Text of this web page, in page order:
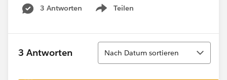
3 Antworten
Teilen
Show menu
3 Antworten
Sortieren
Nach Datum sortieren